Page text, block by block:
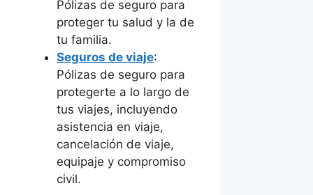
Pólizas de seguro para
proteger tu salud y la de
tu familia.
Seguros de viaje:
Pólizas de seguro para
protegerte a lo largo de
tus viajes, incluyendo
asistencia en viaje,
cancelación de viaje,
equipaje y compromiso
civil.